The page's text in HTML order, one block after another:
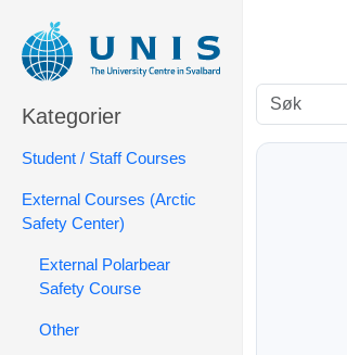
Kategorier
Student / Staff Courses
External Courses (Arctic
Safety Center)
External Polarbear
Safety Course
Other
Søk